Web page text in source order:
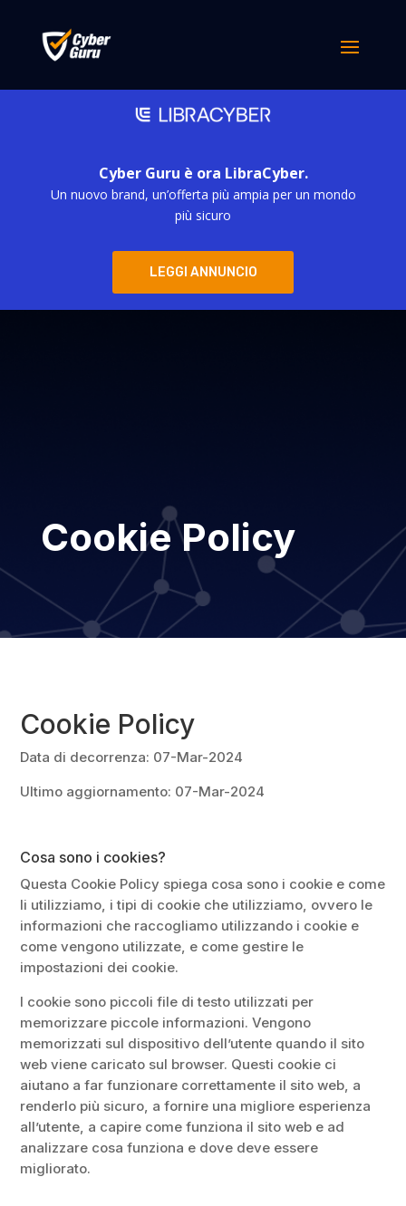
Cyber Guru è ora LibraCyber.
Un nuovo brand, un’offerta più ampia per un mondo
più sicuro
LEGGI ANNUNCIO
Cookie Policy
Cookie Policy
Data di decorrenza: 07-Mar-2024
Ultimo aggiornamento: 07-Mar-2024
Cosa sono i cookies?
Questa Cookie Policy spiega cosa sono i cookie e come
li utilizziamo, i tipi di cookie che utilizziamo, ovvero le
informazioni che raccogliamo utilizzando i cookie e
come vengono utilizzate, e come gestire le
impostazioni dei cookie.
I cookie sono piccoli file di testo utilizzati per
memorizzare piccole informazioni. Vengono
memorizzati sul dispositivo dell’utente quando il sito
web viene caricato sul browser. Questi cookie ci
aiutano a far funzionare correttamente il sito web, a
renderlo più sicuro, a fornire una migliore esperienza
all’utente, a capire come funziona il sito web e ad
analizzare cosa funziona e dove deve essere
migliorato.